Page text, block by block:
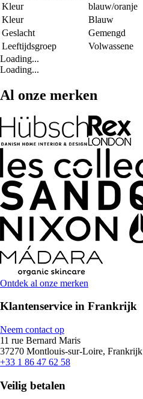
Kleur
blauw/oranje
Kleur
Blauw
Geslacht
Gemengd
Leeftijdsgroep
Volwassene
Loading...
Loading...
Al onze merken
Ontdek al onze merken
Klantenservice in Frankrijk
Neem contact op
11 rue Bernard Maris
37270 Montlouis-sur-Loire, Frankrijk
+33 1 86 47 62 58
Veilig betalen